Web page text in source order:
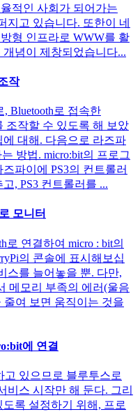
적인 사회가 되어가는
지고 있습니다. 또한이 네
형 인프라로 WWW를 활
개념이 제창되었습니다...
작
Bluetooth로 접속한
조작할 수 있도록 해 보았
대해. 다음으로 라즈파
방법. micro:bit의 프로그
파이에 PS3의 컨트롤러
, PS3 컨트롤러를 ...
모니터
로 연결하여 micro : bit의
의 콘솔에 표시해보십
스를 늘어놓을 뿐. 다만,
메모리 부족의 에러(울음
줄여 보면 움직이는 것을
에 연결
고 있으므로 블루투스로
비스 시작만 해 둔다. 그리
록 설정하기 위해, 프로